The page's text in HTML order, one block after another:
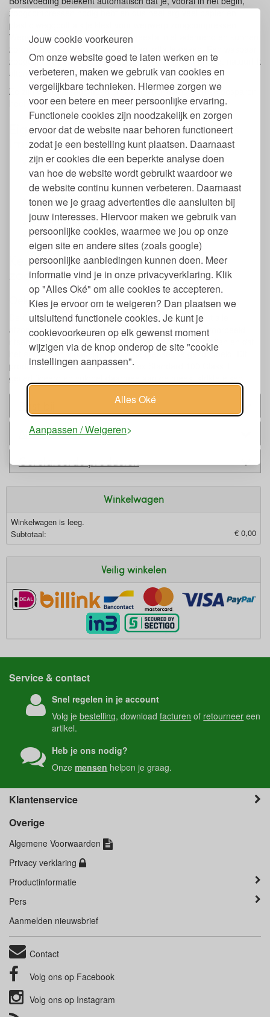
Jouw cookie voorkeuren
Om onze website goed te laten werken en te
verbeteren, maken we gebruik van cookies en
vergelijkbare technieken. Hiermee zorgen we
voor een betere en meer persoonlijke ervaring.
Functionele cookies zijn noodzakelijk en zorgen
ervoor dat de website naar behoren functioneert
zodat je een bestelling kunt plaatsen. Daarnaast
zijn er cookies die een beperkte analyse doen
van hoe de website wordt gebruikt waardoor we
de website continu kunnen verbeteren. Daarnaast
tonen we je graag advertenties die aansluiten bij
jouw interesses. Hiervoor maken we gebruik van
persoonlijke cookies, waarmee we jou op onze
eigen site en andere sites (zoals google)
persoonlijke aanbiedingen kunnen doen. Meer
informatie vind je in onze privacyverklaring. Klik
op "Alles Oké" om alle cookies te accepteren.
Kies je ervoor om te weigeren? Dan plaatsen we
uitsluitend functionele cookies. Je kunt je
cookievoorkeuren op elk gewenst moment
wijzigen via de knop onderop de site "cookie
instellingen aanpassen".
Alles Oké
Aanpassen / Weigeren
zoogcompressen nodig hebt en dus heel erg veel papier en
plastic weggooit als je kiest voor wegwerp zoogcompressen.
Wegwerp zoogcompressen zijn meestal niet ademend en kunnen
zorgen voor een broeierig gevoel en irritatie geven. Een wasbaar
zoogcompres van 100% biologisch katoen is een prettig, natuurlijk
alternatief voor wegwerp zoogcompressen.
Ze zijn wasbaar, ademend en zacht voor de huid én ze besparen
heel veel afval.
Eigenschappen wasbaar zoogcompres
ImseVimse
Per 6 stuks
Diameter van12 cm.
Zacht flanel van 100% biologisch katoen
Wasbaar tot 60 graden
Geschikt voor droger (koude stand)
Oeko-Tex gecertificeerd
In verschillende printjes
Keurmerken en labels ImseVimse
zoogcompressen
Oeko-Tex Standard 100
De Oeko-Tex Standard 100 certificering geeft aan dat alle
afzonderlijke onderdelen van een artikel, dus ook bijvoorbeeld
ritsen, knopen en garen, zijn getest op schadelijke stoffen en dat
het artikel niet schadelijk is voor de menselijke gezondheid. Dit
product van ImseVimse is Oeko-Tex Standard 100 Class 1
gecertificeerd en voldoet daarmee aan de meest strikte eisen.
Alternatieven
Gerelateerde producten
Winkelwagen
Winkelwagen is leeg.
Subtotaal:
€ 0,00
Veilig winkelen
Service & contact
Snel regelen in je account
Volg jebestelling, downloadfacturen of retourneer een
artikel.
Heb je ons nodig?
Onzemensen helpen je graag.
Klantenservice
Overige
Algemene Voorwaarden
Privacy verklaring
Productinformatie
Pers
Aanmelden nieuwsbrief
Contact
Volg ons op Facebook
Volg ons op Instagram